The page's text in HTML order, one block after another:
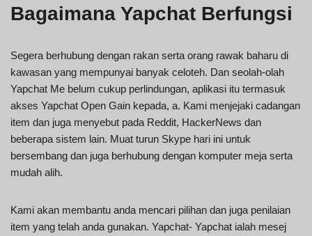
Bagaimana Yapchat Berfungsi
Segera berhubung dengan rakan serta orang rawak baharu di
kawasan yang mempunyai banyak celoteh. Dan seolah-olah
Yapchat Me belum cukup perlindungan, aplikasi itu termasuk
akses Yapchat Open Gain kepada, a. Kami menjejaki cadangan
item dan juga menyebut pada Reddit, HackerNews dan
beberapa sistem lain. Muat turun Skype hari ini untuk
bersembang dan juga berhubung dengan komputer meja serta
mudah alih.
Kami akan membantu anda mencari pilihan dan juga penilaian
item yang telah anda gunakan. Yapchat- Yapchat ialah mesej